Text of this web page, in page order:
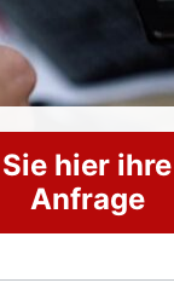
hier
Anfrage